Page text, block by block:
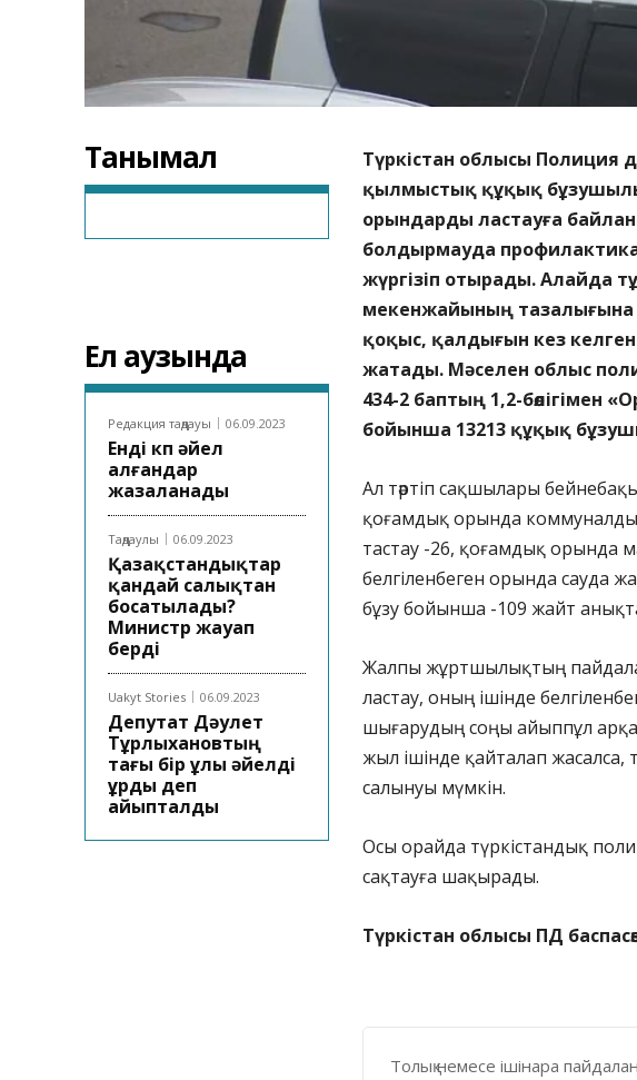
Танымал
Ел аузында
Редакция таңдауы 06.09.2023
Енді көп әйел
алғандар
жазаланады
Таңдаулы 06.09.2023
Қазақстандықтар
қандай салықтан
босатылады?
Министр жауап
берді
Uakyt Stories 06.09.2023
Депутат Дәулет
Тұрлыхановтың
тағы бір ұлы әйелді
ұрды деп
айыпталды
Түркістан облысы Полиция
қылмыстық құқық
орындарды ластауға
болдырмауда
жүргізіп отырады. Алайда
мекенжайының тазалығына
қоқыс, қалдығын кез
жатады. Мәселен облыс
434-2 баптың 1,2-бөлігімен
бойынша 13213 құқық
Ал тәртіп сақшылары
қоғамдық орында
тастау -26, қоғамдық орында
белгіленбеген орында сауда
бұзу бойынша -109 жайт
Жалпы жұртшылықтың
ластау, оның ішінде
шығарудың соңы айыппұл
жыл ішінде қайталап жасалса,
салынуы мүмкін.
Осы орайда түркістандық
сақтауға шақырады.
Түркістан облысы ПД
Толық немесе ішінара